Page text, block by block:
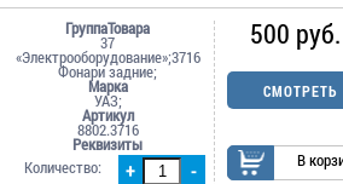
ГруппаТовара
37
«Электрооборудование»;3716
Фонари задние;
Марка
УАЗ;
Артикул
8802.3716
Реквизиты
+ -
Количество:
500 руб.
СМОТРЕТЬ
В